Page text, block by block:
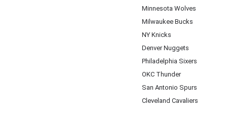
Minnesota Wolves
Milwaukee Bucks
NY Knicks
Denver Nuggets
Philadelphia Sixers
OKC Thunder
San Antonio Spurs
Cleveland Cavaliers